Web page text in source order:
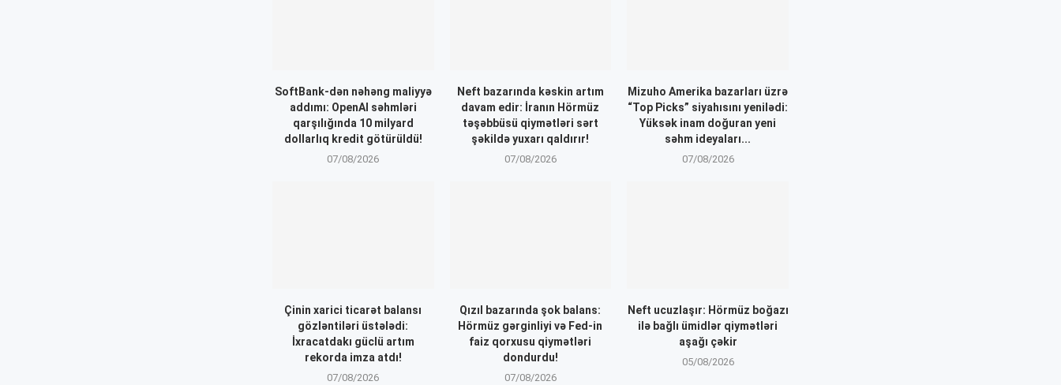
SoftBank-dən nəhəng maliyyə
addımı: OpenAI səhmləri
qarşılığında 10 milyard
dollarlıq kredit götürüldü!
07/08/2026
Neft bazarında kəskin artım
davam edir: İranın Hörmüz
təşəbbüsü qiymətləri sərt
şəkildə yuxarı qaldırır!
07/08/2026
Mizuho Amerika bazarları üzrə
“Top Picks” siyahısını yenilədi:
Yüksək inam doğuran yeni
səhm ideyaları...
07/08/2026
Çinin xarici ticarət balansı
gözləntiləri üstələdi:
İxracatdakı güclü artım
rekorda imza atdı!
07/08/2026
Qızıl bazarında şok balans:
Hörmüz gərginliyi və Fed-in
faiz qorxusu qiymətləri
dondurdu!
07/08/2026
Neft ucuzlaşır: Hörmüz boğazı
ilə bağlı ümidlər qiymətləri
aşağı çəkir
05/08/2026